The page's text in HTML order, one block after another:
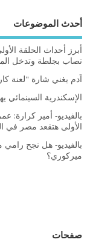
أحدث الموضوعات
أبرز أحداث الحلقة
تصاب بجلطة وتدخل
آدم يغني شارة "لعنة
الإسكندرية السينمائي يهدي
الأولى هتقعد مصر في
بالفيديو- هل نجح
ميركوري؟
صفحات